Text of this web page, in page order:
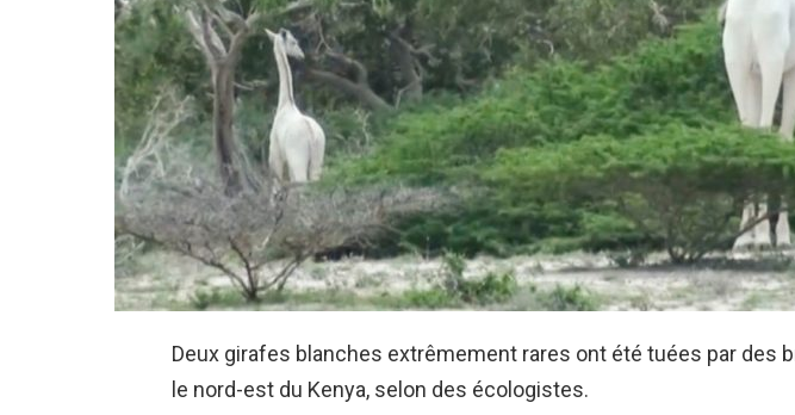
Deux girafes blanches extrêmement rares ont été tuées par des
le nord-est du Kenya, selon des écologistes.